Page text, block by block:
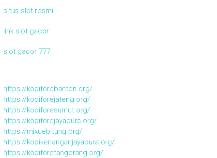
situs slot resmi
link slot gacor
slot gacor 777
https://kopiforebanten.org/
https://kopiforejateng.org/
https://kopiforesumut.org/
https://kopiforejayapura.org/
https://mixuebitung.org/
https://kopikenanganjayapura.org/
https://kopiforetangerang.org/